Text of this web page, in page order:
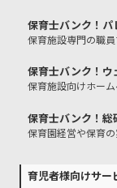
保育士バンク！パ
保育施設専門の職
保育士バンク！ウ
保育施設向けホー
保育士バンク！総
保育園経営や保育
育児者様向けサー